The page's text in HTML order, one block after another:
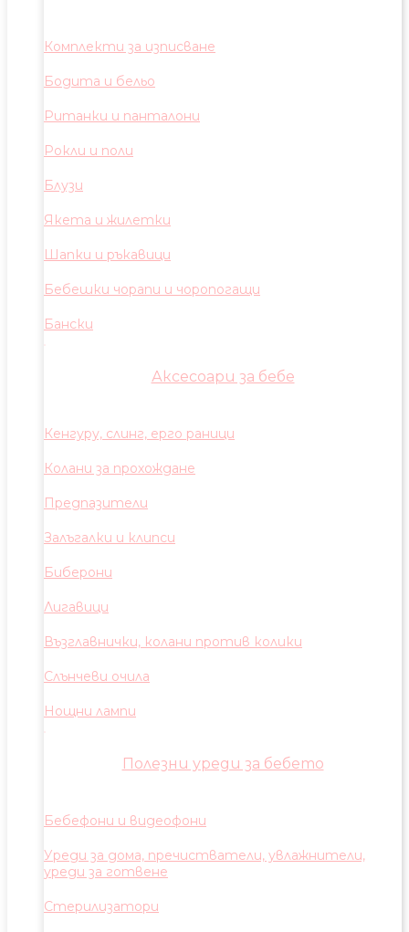
Комплекти за изписване
Бодита и бельо
Ританки и панталони
Рокли и поли
Блузи
Якета и жилетки
Шапки и ръкавици
Бебешки чорапи и чоропогащи
Бански
Аксесоари за бебе
Кенгуру, слинг, ерго раници
Колани за прохождане
Предпазители
Залъгалки и клипси
Биберони
Лигавици
Възглавнички, колани против колики
Слънчеви очила
Нощни лампи
Полезни уреди за бебето
Бебефони и видеофони
Уреди за дома, пречистватели, увлажнители,
уреди за готвене
Стерилизатори